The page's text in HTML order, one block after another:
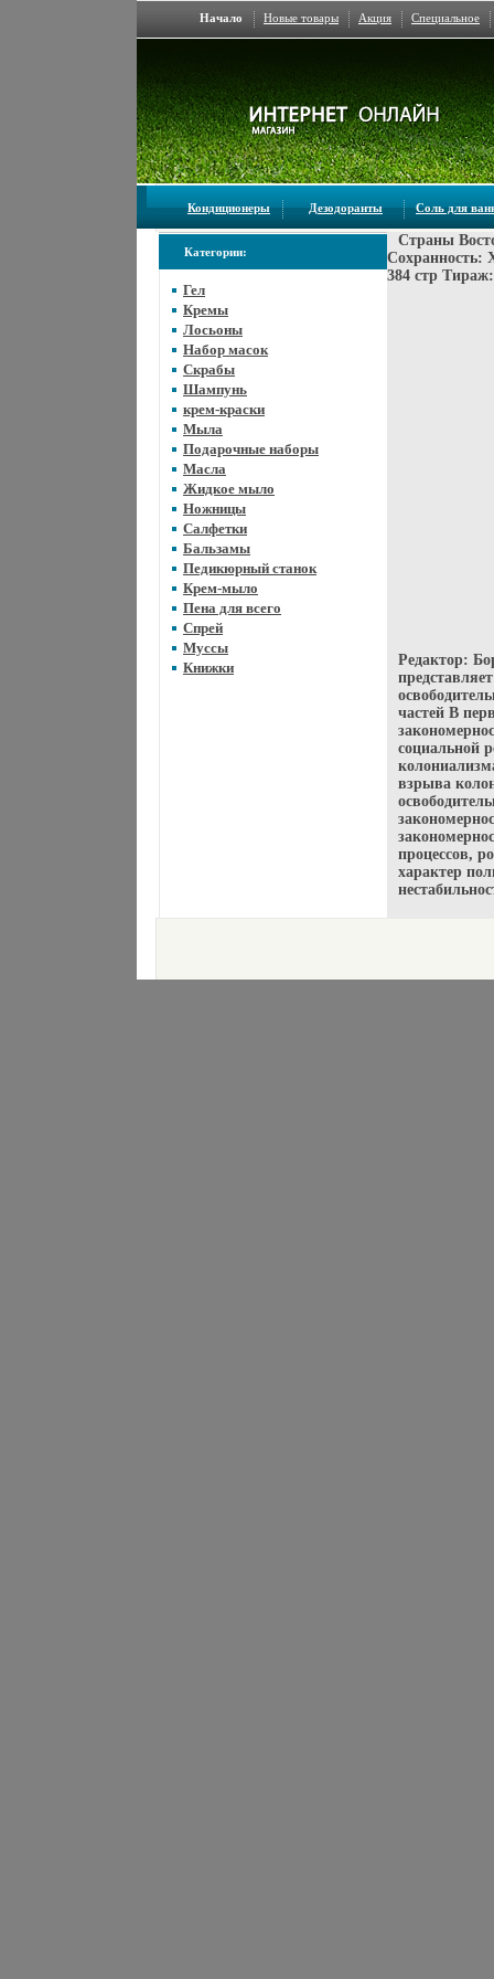
Начало Новые товары Акция Специальное
Кондиционеры Дезодоранты Соль для
Категории:
Гел
Кремы
Лосьоны
Набор масок
Скрабы
Шампунь
крем-краски
Мыла
Подарочные наборы
Масла
Жидкое мыло
Ножницы
Салфетки
Бальзамы
Педикюрный станок
Крем-мыло
Пена для всего
Спрей
Муссы
Книжки
Страны
Сохранность:
384 стр
Редактор:
частей В
социальной
взрыва
процессов,
характер